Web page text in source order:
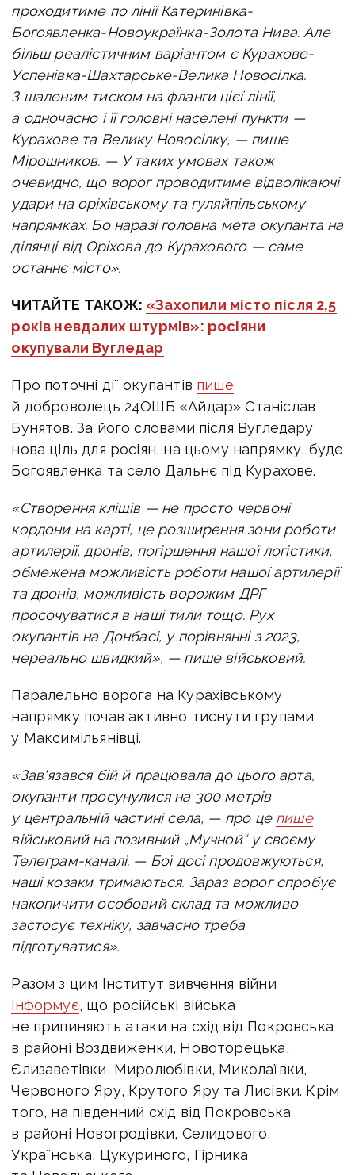
проходитиме по лінії Катеринівка-
Богоявленка-Новоукраїнка-Золота Нива. Але
більш реалістичним варіантом є Курахове-
Успенівка-Шахтарське-Велика Новосілка.
З шаленим тиском на фланги цієї лінії,
а одночасно і її головні населені пункти —
Курахове та Велику Новосілку, — пише
Мірошников. — У таких умовах також
очевидно, що ворог проводитиме відволікаючі
удари на оріхівському та гуляйпільському
напрямках. Бо наразі головна мета окупанта на
ділянці від Оріхова до Курахового — саме
останнє місто».
ЧИТАЙТЕ ТАКОЖ: «Захопили місто після 2,5
років невдалих штурмів»: росіяни
окупували Вугледар
Про поточні дії окупантів пише
й доброволець 24ОШБ «Айдар» Станіслав
Бунятов. За його словами після Вугледару
нова ціль для росіян, на цьому напрямку, буде
Богоявленка та село Дальнє під Курахове.
«Створення кліщів — не просто червоні
кордони на карті, це розширення зони роботи
артилерії, дронів, погіршення нашої логістики,
обмежена можливість роботи нашої артилерії
та дронів, можливість ворожим ДРГ
просочуватися в наші тили тощо. Рух
окупантів на Донбасі, у порівнянні з 2023,
нереально швидкий», — пише військовий.
Паралельно ворога на Курахівському
напрямку почав активно тиснути групами
у Максимільянівці.
«Зав'язався бій й працювала до цього арта,
окупанти просунулися на 300 метрів
у центральній частині села, — про це пише
військовий на позивний „Мучной“ у своєму
Телеграм-каналі. — Бої досі продовжуються,
наші козаки тримаються. Зараз ворог спробує
накопичити особовий склад та можливо
застосує техніку, завчасно треба
підготуватися».
Разом з цим Інститут вивчення війни
інформує, що російські війська
не припиняють атаки на схід від Покровська
в районі Воздвиженки, Новоторецька,
Єлизаветівки, Миролюбівки, Миколаївки,
Червоного Яру, Крутого Яру та Лисівки. Крім
того, на південний схід від Покровська
в районі Новогродівки, Селидового,
Українська, Цукуриного, Гірника